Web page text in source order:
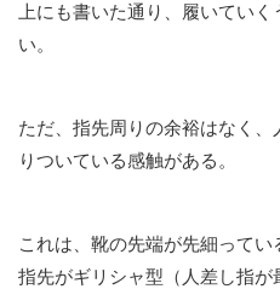
上にも書いた通り、履いてい
い。
ただ、指先周りの余裕はなく
りついている感触がある。
これは、靴の先端が先細って
指先がギリシャ型（人差し指